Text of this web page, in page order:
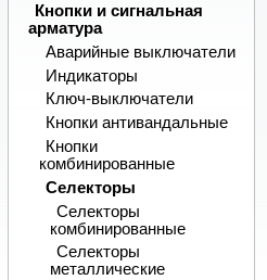
Кнопки и сигнальная
арматура
Аварийные выключатели
Индикаторы
Ключ-выключатели
Кнопки антивандальные
Кнопки
комбинированные
Селекторы
Селекторы
комбинированные
Селекторы
металлические